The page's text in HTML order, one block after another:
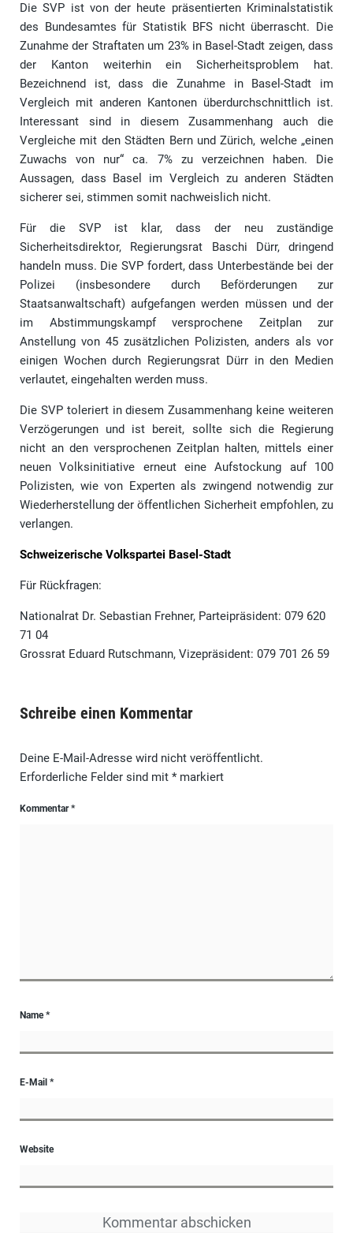
Die SVP ist von der heute präsentierten Kriminalstatistik
des Bundesamtes für Statistik BFS nicht überrascht. Die
Zunahme der Straftaten um 23% in Basel-Stadt zeigen, dass
der Kanton weiterhin ein Sicherheitsproblem hat.
Bezeichnend ist, dass die Zunahme in Basel-Stadt im
Vergleich mit anderen Kantonen überdurchschnittlich ist.
Interessant sind in diesem Zusammenhang auch die
Vergleiche mit den Städten Bern und Zürich, welche „einen
Zuwachs von nur“ ca. 7% zu verzeichnen haben. Die
Aussagen, dass Basel im Vergleich zu anderen Städten
sicherer sei, stimmen somit nachweislich nicht.
Für die SVP ist klar, dass der neu zuständige
Sicherheitsdirektor, Regierungsrat Baschi Dürr, dringend
handeln muss. Die SVP fordert, dass Unterbestände bei der
Polizei (insbesondere durch Beförderungen zur
Staatsanwaltschaft) aufgefangen werden müssen und der
im Abstimmungskampf versprochene Zeitplan zur
Anstellung von 45 zusätzlichen Polizisten, anders als vor
einigen Wochen durch Regierungsrat Dürr in den Medien
verlautet, eingehalten werden muss.
Die SVP toleriert in diesem Zusammenhang keine weiteren
Verzögerungen und ist bereit, sollte sich die Regierung
nicht an den versprochenen Zeitplan halten, mittels einer
neuen Volksinitiative erneut eine Aufstockung auf 100
Polizisten, wie von Experten als zwingend notwendig zur
Wiederherstellung der öffentlichen Sicherheit empfohlen, zu
verlangen.
Schweizerische Volkspartei Basel-Stadt
Für Rückfragen:
Nationalrat Dr. Sebastian Frehner, Parteipräsident: 079 620
71 04
Grossrat Eduard Rutschmann, Vizepräsident: 079 701 26 59
Schreibe einen Kommentar
Deine E-Mail-Adresse wird nicht veröffentlicht.
Erforderliche Felder sind mit *markiert
Kommentar*
Name*
E-Mail *
Website